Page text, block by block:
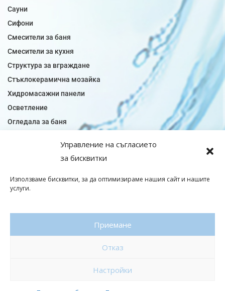
Управление на съгласието
за бисквитки
Използваме бисквитки, за да оптимизираме нашия сайт и нашите
услуги.
Приемане
Отказ
Настройки
Сауни
Сифони
Смесители за баня
Смесители за кухня
Структура за вграждане
Стъклокерамична мозайка
Хидромасажни панели
Осветление
Огледала за баня
Плочки за кухня
Подови лентова сифони
Подови плочки
Политика за поверителност
Изработка на онлайн магазин